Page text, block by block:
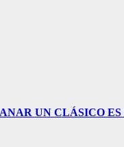
UN CLÁSICO